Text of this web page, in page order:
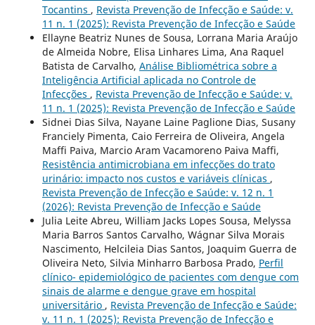
Tocantins , Revista Prevenção de Infecção e Saúde: v.
11 n. 1 (2025): Revista Prevenção de Infecção e Saúde
Ellayne Beatriz Nunes de Sousa, Lorrana Maria Araújo
de Almeida Nobre, Elisa Linhares Lima, Ana Raquel
Batista de Carvalho, Análise Bibliométrica sobre a
Inteligência Artificial aplicada no Controle de
Infecções , Revista Prevenção de Infecção e Saúde: v.
11 n. 1 (2025): Revista Prevenção de Infecção e Saúde
Sidnei Dias Silva, Nayane Laine Paglione Dias, Susany
Franciely Pimenta, Caio Ferreira de Oliveira, Angela
Maffi Paiva, Marcio Aram Vacamoreno Paiva Maffi,
Resistência antimicrobiana em infecções do trato
urinário: impacto nos custos e variáveis clínicas ,
Revista Prevenção de Infecção e Saúde: v. 12 n. 1
(2026): Revista Prevenção de Infecção e Saúde
Julia Leite Abreu, William Jacks Lopes Sousa, Melyssa
Maria Barros Santos Carvalho, Wágnar Silva Morais
Nascimento, Helcileia Dias Santos, Joaquim Guerra de
Oliveira Neto, Silvia Minharro Barbosa Prado, Perfil
clínico- epidemiológico de pacientes com dengue com
sinais de alarme e dengue grave em hospital
universitário , Revista Prevenção de Infecção e Saúde:
v. 11 n. 1 (2025): Revista Prevenção de Infecção e